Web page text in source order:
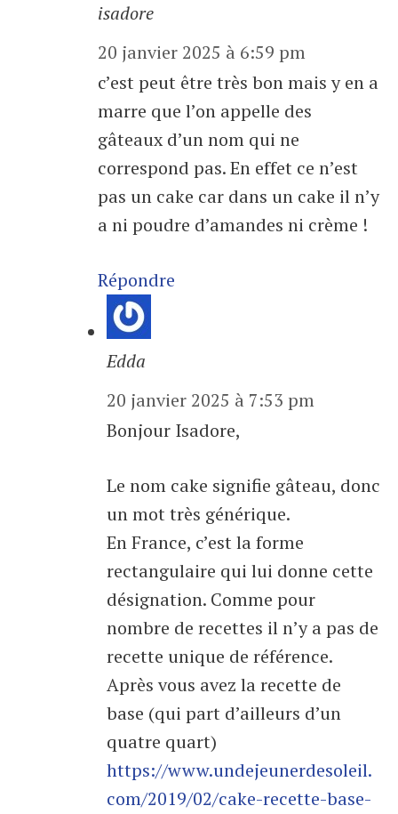
isadore
20 janvier 2025 à 6:59 pm
c’est peut être très bon mais y en a
marre que l’on appelle des
gâteaux d’un nom qui ne
correspond pas. En effet ce n’est
pas un cake car dans un cake il n’y
a ni poudre d’amandes ni crème !
Répondre
Edda
20 janvier 2025 à 7:53 pm
Bonjour Isadore,
Le nom cake signifie gâteau, donc
un mot très générique.
En France, c’est la forme
rectangulaire qui lui donne cette
désignation. Comme pour
nombre de recettes il n’y a pas de
recette unique de référence.
Après vous avez la recette de
base (qui part d’ailleurs d’un
quatre quart)
https://www.undejeunerdesoleil.
com/2019/02/cake-recette-base-